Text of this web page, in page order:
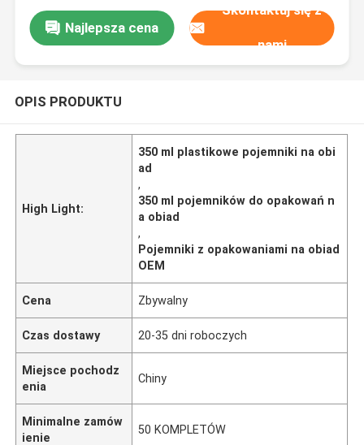
Najlepsza cena
Skontaktuj się z
nami
OPIS PRODUKTU
High Light:
350 ml plastikowe pojemniki na obi
ad
,
350 ml pojemników do opakowań n
a obiad
,
Pojemniki z opakowaniami na obiad
OEM
Cena Zbywalny
Czas dostawy 20-35 dni roboczych
Miejsce pochodz
enia
Chiny
Minimalne zamów
ienie
50 KOMPLETÓW